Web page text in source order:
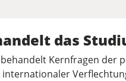
das
Kernfragen der
internationaler